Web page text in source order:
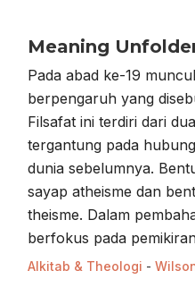
Meaning
Pada abad ke-19
berpengaruh yang
Filsafat ini terdiri dari
tergantung pada
dunia sebelumnya.
sayap atheisme dan
theisme. Dalam
berfokus pada
Alkitab & Theologi -